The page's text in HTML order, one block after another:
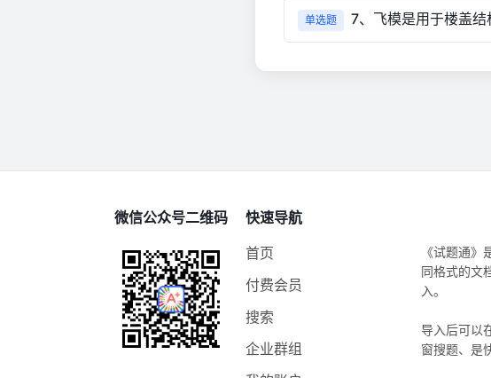
单选题 7、飞模是用于楼盖结
微信公众号二维码
快速导航
首页
付费会员
搜索
企业群组
《试题通
同格式的文
入。
导入后可以
窗搜题、是